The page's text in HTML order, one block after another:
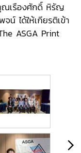
ณเรืองศักดิ์ หิรัญ
ได้ให้เกียรติเข้า
ASGA Print